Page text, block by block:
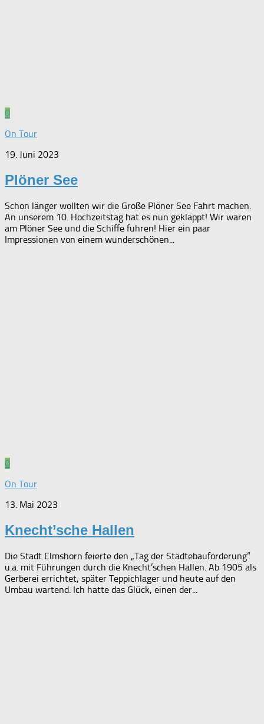
0
On Tour
19. Juni 2023
Plöner See
Schon länger wollten wir die Große Plöner See Fahrt machen.
An unserem 10. Hochzeitstag hat es nun geklappt! Wir waren
am Plöner See und die Schiffe fuhren! Hier ein paar
Impressionen von einem wunderschönen...
0
On Tour
13. Mai 2023
Knecht’sche Hallen
Die Stadt Elmshorn feierte den „Tag der Städtebauförderung“
u.a. mit Führungen durch die Knecht’schen Hallen. Ab 1905 als
Gerberei errichtet, später Teppichlager und heute auf den
Umbau wartend. Ich hatte das Glück, einen der...